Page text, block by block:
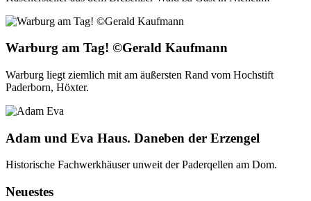
Warburg am Tag! ©Gerald Kaufmann
Warburg liegt ziemlich mit am äußersten Rand vom Hochstift
Paderborn, Höxter.
Adam und Eva Haus. Daneben der Erzengel
Historische Fachwerkhäuser unweit der Paderqellen am Dom.
Neuestes